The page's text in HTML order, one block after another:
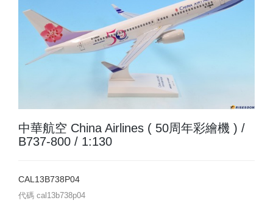
中華航空 China Airlines ( 50周年彩繪機 ) /
B737-800 / 1:130
CAL13B738P04
代碼 cal13b738p04